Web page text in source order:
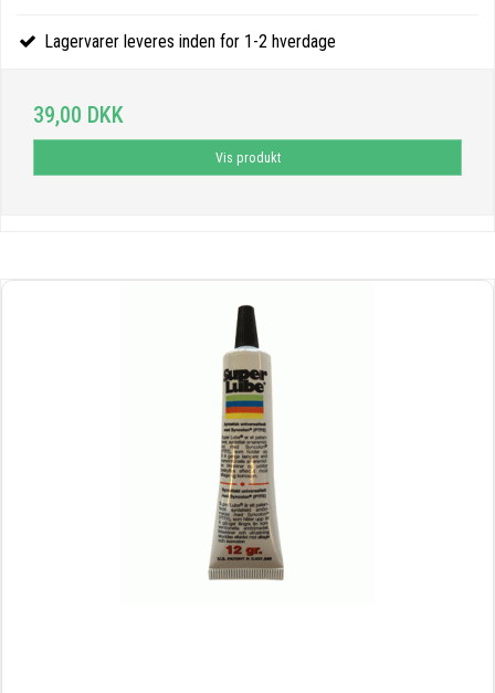
Lagervarer leveres inden for 1-2 hverdage
39,00 DKK
Vis produkt